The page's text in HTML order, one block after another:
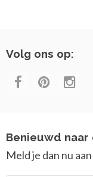
Volg ons op:
Benieuwd
Meld je dan nu